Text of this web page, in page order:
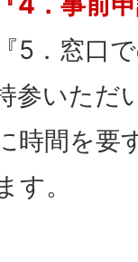
5．窓口
参いただ
時間を要
す。